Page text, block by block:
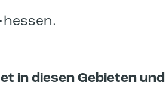
in diesen Gebieten